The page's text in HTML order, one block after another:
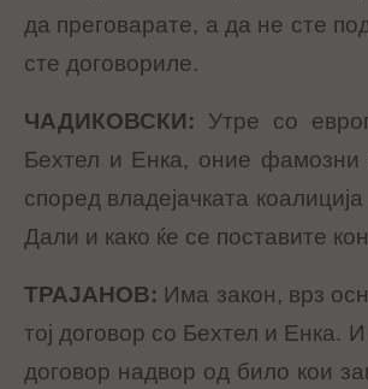
да преговарате, а да не сте
сте договориле.
ЧАДИКОВСКИ:
Утре со
Бехтел и Енка, оние
според владејачката
Дали и како ќе се поставите
ТРАЈАНОВ: Има закон, врз
тој договор со Бехтел и Енка.
договор надвор од било кои